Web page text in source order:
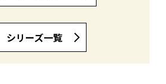
シリーズ一覧